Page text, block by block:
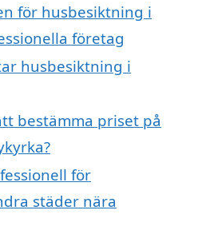
för husbesiktning i
företag
husbesiktning i
bestämma priset på
för
städer nära